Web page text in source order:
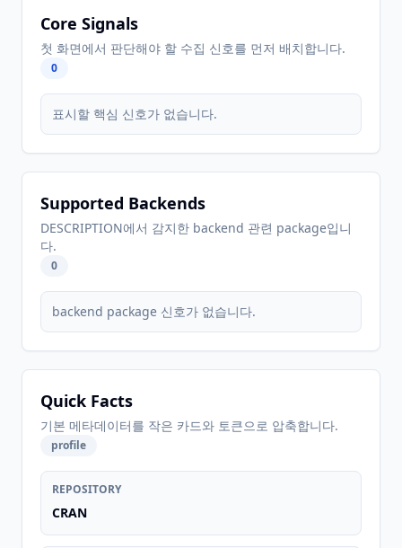
Core Signals
첫 화면에서 판단해야 할 수집 신호를 먼저 배치합니다.
0
표시할 핵심 신호가 없습니다.
Supported Backends
DESCRIPTION에서 감지한 backend 관련 package입니
다.
0
backend package 신호가 없습니다.
Quick Facts
기본 메타데이터를 작은 카드와 토큰으로 압축합니다.
profile
REPOSITORY
CRAN